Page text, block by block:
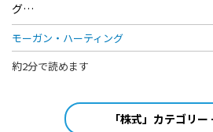
グ…
モーガン・ハーティング
約2分で読めます
「株式」カテゴリー